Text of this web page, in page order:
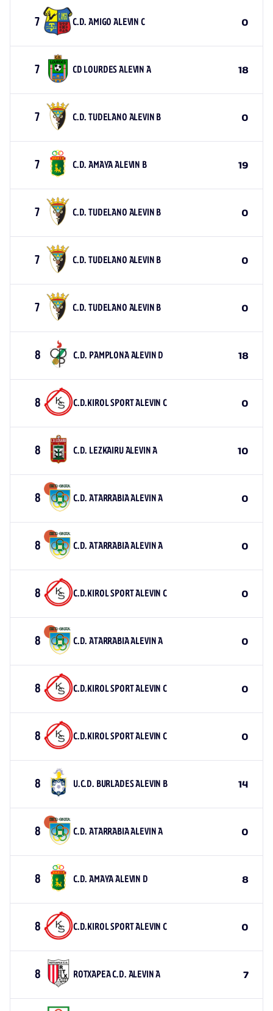
7 C.D. AMIGO ALEVIN C 0
7 CD LOURDES ALEVIN A 18
7 C.D. TUDELANO ALEVIN B 0
7 C.D. AMAYA ALEVIN B 19
7 C.D. TUDELANO ALEVIN B 0
7 C.D. TUDELANO ALEVIN B 0
7 C.D. TUDELANO ALEVIN B 0
8 C.D. PAMPLONA ALEVIN D 18
8 C.D.KIROL SPORT ALEVIN C 0
8 C.D. LEZKAIRU ALEVIN A 10
8 C.D. ATARRABIA ALEVIN A 0
8 C.D. ATARRABIA ALEVIN A 0
8 C.D.KIROL SPORT ALEVIN C 0
8 C.D. ATARRABIA ALEVIN A 0
8 C.D.KIROL SPORT ALEVIN C 0
8 C.D.KIROL SPORT ALEVIN C 0
8 U.C.D. BURLADES ALEVIN B 14
8 C.D. ATARRABIA ALEVIN A 0
8 C.D. AMAYA ALEVIN D 8
8 C.D.KIROL SPORT ALEVIN C 0
8 ROTXAPEA C.D. ALEVIN A 7